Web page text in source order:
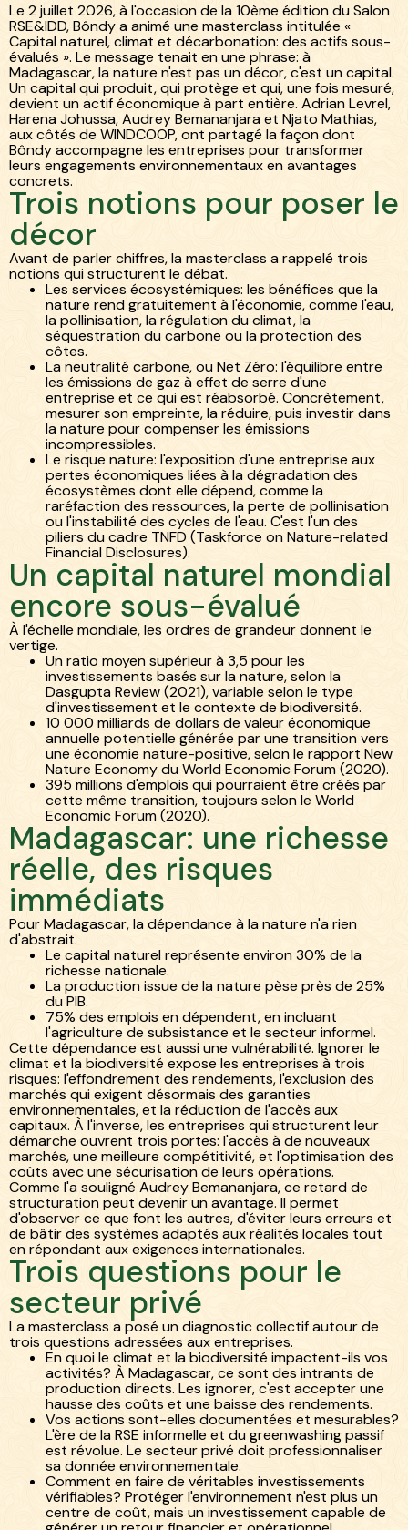
Le 2 juillet 2026, à l'occasion de la 10ème édition du Salon
RSE&IDD, Bôndy a animé une masterclass intitulée «
Capital naturel, climat et décarbonation: des actifs sous-
évalués ». Le message tenait en une phrase: à
Madagascar, la nature n'est pas un décor, c'est un capital.
Un capital qui produit, qui protège et qui, une fois mesuré,
devient un actif économique à part entière. Adrian Levrel,
Harena Johussa, Audrey Bemananjara et Njato Mathias,
aux côtés de WINDCOOP, ont partagé la façon dont
Bôndy accompagne les entreprises pour transformer
leurs engagements environnementaux en avantages
concrets.
Trois notions pour poser le
décor
Avant de parler chiffres, la masterclass a rappelé trois
notions qui structurent le débat.
Les services écosystémiques: les bénéfices que la
nature rend gratuitement à l'économie, comme l'eau,
la pollinisation, la régulation du climat, la
séquestration du carbone ou la protection des
côtes.
La neutralité carbone, ou Net Zéro: l'équilibre entre
les émissions de gaz à effet de serre d'une
entreprise et ce qui est réabsorbé. Concrètement,
mesurer son empreinte, la réduire, puis investir dans
la nature pour compenser les émissions
incompressibles.
Le risque nature: l'exposition d'une entreprise aux
pertes économiques liées à la dégradation des
écosystèmes dont elle dépend, comme la
raréfaction des ressources, la perte de pollinisation
ou l'instabilité des cycles de l'eau. C'est l'un des
piliers du cadre TNFD (Taskforce on Nature-related
Financial Disclosures).
Un capital naturel mondial
encore sous-évalué
À l'échelle mondiale, les ordres de grandeur donnent le
vertige.
Un ratio moyen supérieur à 3,5 pour les
investissements basés sur la nature, selon la
Dasgupta Review (2021), variable selon le type
d'investissement et le contexte de biodiversité.
10 000 milliards de dollars de valeur économique
annuelle potentielle générée par une transition vers
une économie nature-positive, selon le rapport New
Nature Economy du World Economic Forum (2020).
395 millions d'emplois qui pourraient être créés par
cette même transition, toujours selon le World
Economic Forum (2020).
Madagascar: une richesse
réelle, des risques
immédiats
Pour Madagascar, la dépendance à la nature n'a rien
d'abstrait.
Le capital naturel représente environ 30% de la
richesse nationale.
La production issue de la nature pèse près de 25%
du PIB.
75% des emplois en dépendent, en incluant
l'agriculture de subsistance et le secteur informel.
Cette dépendance est aussi une vulnérabilité. Ignorer le
climat et la biodiversité expose les entreprises à trois
risques: l'effondrement des rendements, l'exclusion des
marchés qui exigent désormais des garanties
environnementales, et la réduction de l'accès aux
capitaux. À l'inverse, les entreprises qui structurent leur
démarche ouvrent trois portes: l'accès à de nouveaux
marchés, une meilleure compétitivité, et l'optimisation des
coûts avec une sécurisation de leurs opérations.
Comme l'a souligné Audrey Bemananjara, ce retard de
structuration peut devenir un avantage. Il permet
d'observer ce que font les autres, d'éviter leurs erreurs et
de bâtir des systèmes adaptés aux réalités locales tout
en répondant aux exigences internationales.
Trois questions pour le
secteur privé
La masterclass a posé un diagnostic collectif autour de
trois questions adressées aux entreprises.
En quoi le climat et la biodiversité impactent-ils vos
activités? À Madagascar, ce sont des intrants de
production directs. Les ignorer, c'est accepter une
hausse des coûts et une baisse des rendements.
Vos actions sont-elles documentées et mesurables?
L'ère de la RSE informelle et du greenwashing passif
est révolue. Le secteur privé doit professionnaliser
sa donnée environnementale.
Comment en faire de véritables investissements
vérifiables? Protéger l'environnement n'est plus un
centre de coût, mais un investissement capable de